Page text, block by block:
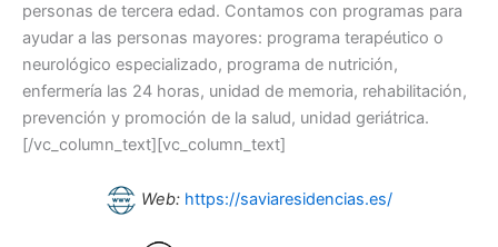
personas de tercera edad. Contamos con programas para
ayudar a las personas mayores: programa terapéutico o
neurológico especializado, programa de nutrición,
enfermería las 24 horas, unidad de memoria, rehabilitación,
prevención y promoción de la salud, unidad geriátrica.
[/vc_column_text][vc_column_text]
Web: https://saviaresidencias.es/